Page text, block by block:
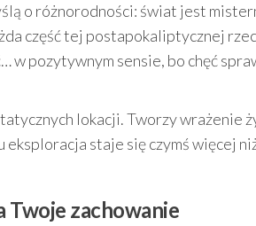
o różnorodności: świat jest
część tej postapokaliptycznej
w pozytywnym sensie, bo chęć
lokacji. Tworzy wrażenie
eksploracja staje się czymś więcej
Twoje zachowanie